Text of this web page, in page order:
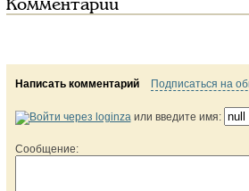
Комментарии
Написать комментарий Подписаться на
или введите имя:
Сообщение: